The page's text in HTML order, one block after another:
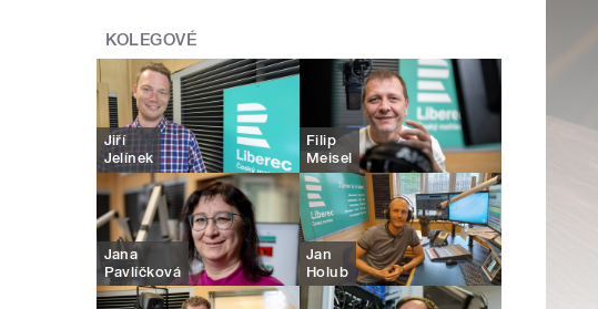
KOLEGOVÉ
Jiří
Jelínek
Filip
Meisel
Jana
Pavlíčková
Jan
Holub